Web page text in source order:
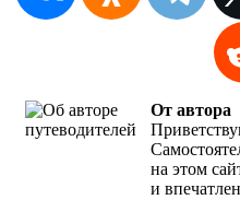
От автора
на этом
и